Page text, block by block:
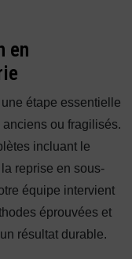
en
une étape essentielle
ou fragilisés.
incluant le
reprise en sous-
équipe intervient
éprouvées et
résultat durable.